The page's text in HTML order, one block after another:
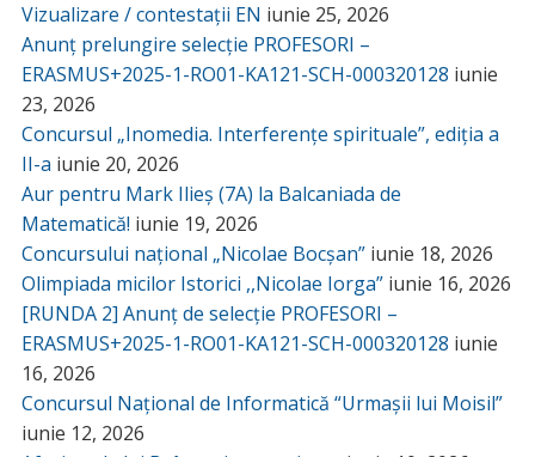
Vizualizare / contestații EN iunie 25, 2026
Anunț prelungire selecție PROFESORI –
ERASMUS+2025-1-RO01-KA121-SCH-000320128 iunie
23, 2026
Concursul „Inomedia. Interferențe spirituale”, ediția a
II-a iunie 20, 2026
Aur pentru Mark Ilieș (7A) la Balcaniada de
Matematică! iunie 19, 2026
Concursului național „Nicolae Bocșan” iunie 18, 2026
Olimpiada micilor Istorici ,,Nicolae Iorga” iunie 16, 2026
[RUNDA 2] Anunț de selecție PROFESORI –
ERASMUS+2025-1-RO01-KA121-SCH-000320128 iunie
16, 2026
Concursul Național de Informatică “Urmașii lui Moisil”
iunie 12, 2026